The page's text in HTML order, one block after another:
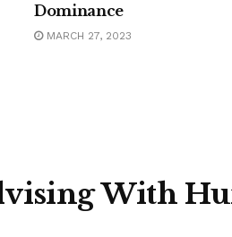
Dominance
MARCH 27, 2023
With